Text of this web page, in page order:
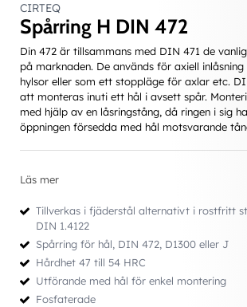
CIRTEQ
Spårring H DIN 472
Din 472 är tillsammans med DIN 471 de
på marknaden. De används för axiell
hylsor eller som ett stoppläge för axlar etc.
att monteras inuti ett hål i avsett spår.
med hjälp av en låsringstång, då ringen i sig
öppningen försedda med hål motsvarande
Läs mer
Tillverkas i fjäderstål alternativt i rostfritt
DIN 1.4122
Spårring för hål, DIN 472, D1300 eller J
Hårdhet 47 till 54 HRC
Utförande med hål för enkel montering
Fosfaterade